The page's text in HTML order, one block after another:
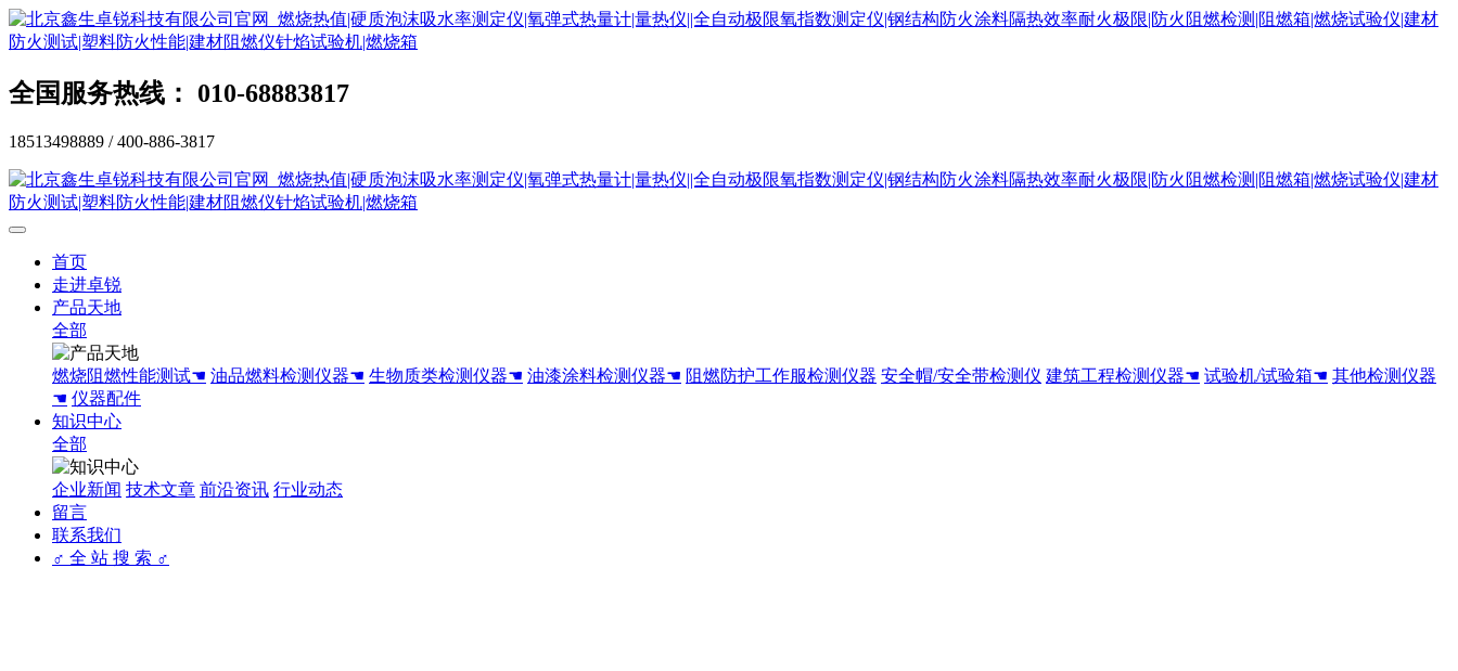
全国服务热线： 010-68883817
18513498889 / 400-886-3817
首页
走进卓锐
产品天地
全部
燃烧阻燃性能测试☚ 油品燃料检测仪器☚ 生物质类检测仪器☚ 油漆涂料检测仪器☚ 阻燃防护工作服检测仪器 安全帽/安全带检测仪 建筑工程检测仪器☚ 试验机/试验箱☚ 其他检测仪器
☚ 仪器配件
知识中心
全部
企业新闻 技术文章 前沿资讯 行业动态
留言
联系我们
♂ 全 站 搜 索 ♂